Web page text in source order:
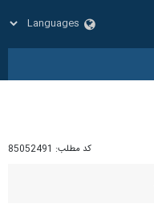
کد مطلب: 85052491